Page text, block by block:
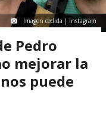
Imagen cedida | Instagram
Pedro
mejorar la
puede